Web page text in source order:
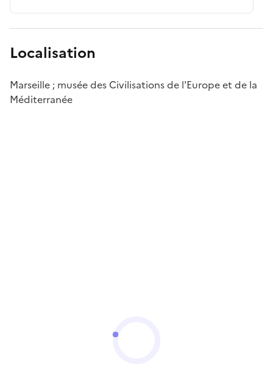
Localisation
Marseille ; musée des Civilisations de l'Europe et de la
Méditerranée